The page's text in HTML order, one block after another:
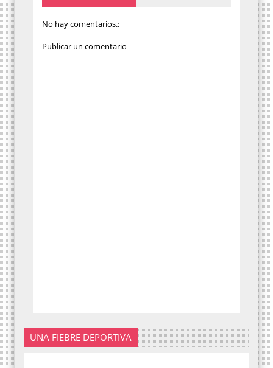
No hay comentarios.:
Publicar un comentario
UNA FIEBRE DEPORTIVA